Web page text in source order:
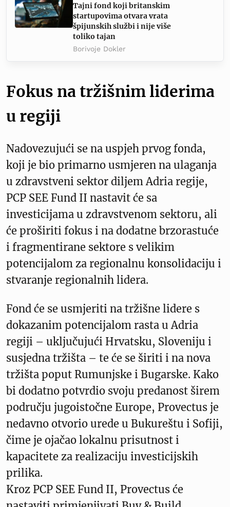
Tajni fond koji britanskim
startupovima otvara vrata
špijunskih službi i nije više
toliko tajan
Borivoje Dokler
Fokus na tržišnim liderima
u regiji
Nadovezujući se na uspjeh prvog fonda,
koji je bio primarno usmjeren na ulaganja
u zdravstveni sektor diljem Adria regije,
PCP SEE Fund II nastavit će sa
investicijama u zdravstvenom sektoru, ali
će proširiti fokus i na dodatne brzorastuće
i fragmentirane sektore s velikim
potencijalom za regionalnu konsolidaciju i
stvaranje regionalnih lidera.
Fond će se usmjeriti na tržišne lidere s
dokazanim potencijalom rasta u Adria
regiji – uključujući Hrvatsku, Sloveniju i
susjedna tržišta – te će se širiti i na nova
tržišta poput Rumunjske i Bugarske. Kako
bi dodatno potvrdio svoju predanost širem
području jugoistočne Europe, Provectus je
nedavno otvorio urede u Bukureštu i Sofiji,
čime je ojačao lokalnu prisutnost i
kapacitete za realizaciju investicijskih
prilika.
Kroz PCP SEE Fund II, Provectus će